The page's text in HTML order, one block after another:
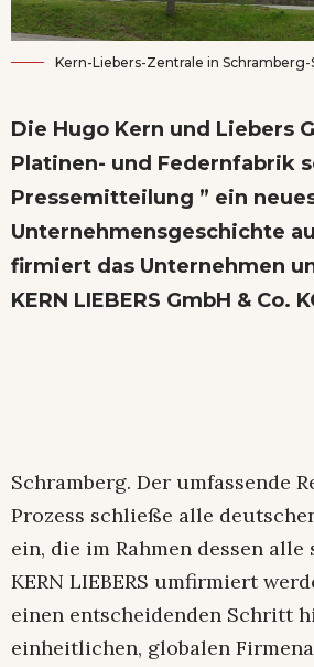
Kern-Liebers-Zentrale in
Die Hugo Kern und Liebers
Platinen- und Federnfabrik
Pressemitteilung ” ein
Unternehmensgeschichte
firmiert das Unternehmen
KERN LIEBERS GmbH & Co.
Schramberg. Der umfassende
Prozess schließe alle
ein, die im Rahmen dessen
KERN LIEBERS umfirmiert
einen entscheidenden Schritt
einheitlichen, globalen